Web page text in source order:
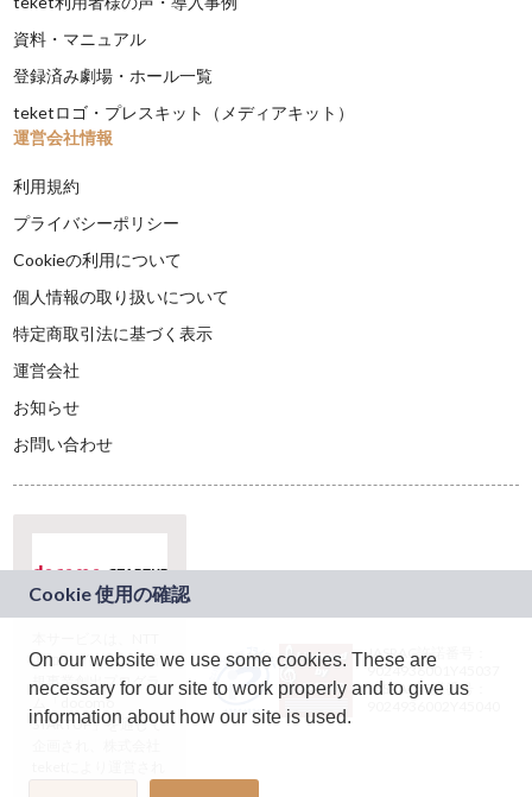
資料・マニュアル
登録済み劇場・ホール一覧
teketロゴ・プレスキット（メディアキット）
運営会社情報
利用規約
プライバシーポリシー
Cookieの利用について
個人情報の取り扱いについて
特定商取引法に基づく表示
運営会社
お知らせ
お問い合わせ
ドコモグループの新
規事業創出プログラ
ム「docomo
STARTUP」を通じて
JASRAC許諾番号：
9024936001Y45037
JASRAC許諾番号：
On our website we use some cookies. These are
necessary for our site to work properly and to give us
information about how our site is used.